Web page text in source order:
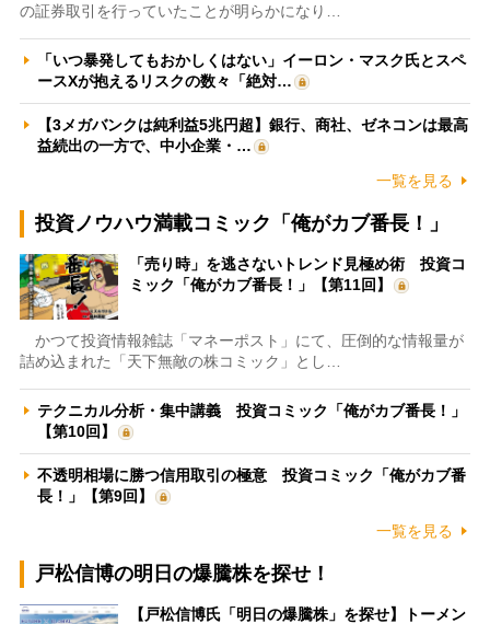
の証券取引を行っていたことが明らかになり…
「いつ暴発してもおかしくはない」イーロン・マスク氏とスペ
ースXが抱えるリスクの数々「絶対…
【3メガバンクは純利益5兆円超】銀行、商社、ゼネコンは最高
益続出の一方で、中小企業・…
一覧を見る
投資ノウハウ満載コミック「俺がカブ番長！」
「売り時」を逃さないトレンド見極め術 投資コ
ミック「俺がカブ番長！」【第11回】
かつて投資情報雑誌「マネーポスト」にて、圧倒的な情報量が
詰め込まれた「天下無敵の株コミック」とし…
テクニカル分析・集中講義 投資コミック「俺がカブ番長！」
【第10回】
不透明相場に勝つ信用取引の極意 投資コミック「俺がカブ番
長！」【第9回】
一覧を見る
戸松信博の明日の爆騰株を探せ！
【戸松信博氏「明日の爆騰株」を探せ】トーメン